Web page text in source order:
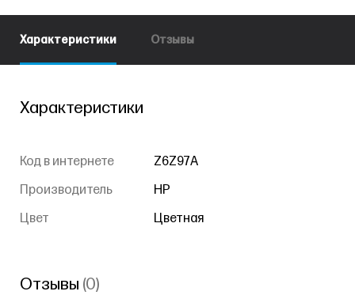
Характеристики Отзывы
Характеристики
Код в интернете
Z6Z97A
Производитель
HP
Цвет
Цветная
Отзывы (0)